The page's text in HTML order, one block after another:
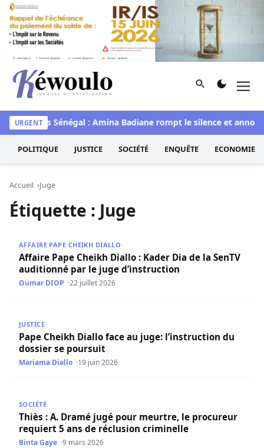
Aller au contenu
Kéwoulo, le premier site d'information et d'investigation
Rechercher
URGENT
Miss Sénégal : Amina Badiane rompt le silence et
POLITIQUE JUSTICE SOCIÉTÉ ENQUÊTE ECONOMIE
Accueil Juge
Étiquette : Juge
AFFAIRE PAPE CHEIKH DIALLO
Affaire Pape Cheikh Diallo : Kader Dia de la SenTV
auditionné par le juge d’instruction
Oumar DIOP 22 juillet 2026
JUSTICE
Pape Cheikh Diallo face au juge: l’instruction du
dossier se poursuit
Mariama Diallo 19 juin 2026
SOCIÉTÉ
Thiès : A. Dramé jugé pour meurtre, le procureur
requiert 5 ans de réclusion criminelle
Binta Gaye 9 mars 2026